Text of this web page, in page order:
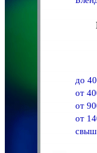
до
от
от
от